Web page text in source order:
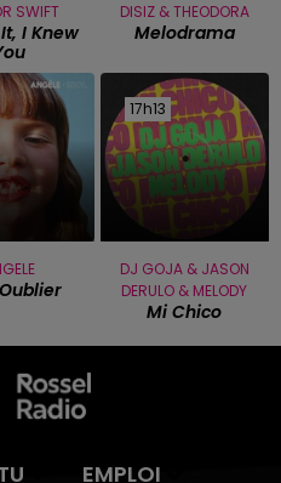
SWIFT
I Knew
DISIZ & THEODORA
Melodrama
17h13
17h13
DJ GOJA & JASON
DERULO & MELODY
Mi Chico
EMPLOI